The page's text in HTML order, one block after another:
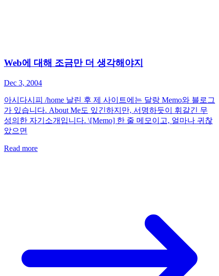
Web에 대해 조금만 더 생각해야지
Dec 3, 2004
아시다시피 /home 날린 후 제 사이트에는 달랑 Memo와 블로그
가 있습니다. About Me도 있긴하지만, 서명하듯이 휘갈긴 무
성의한 자기소개입니다. \[Memo] 한 줄 메모이고, 얼마나 귀찮
았으면
Read more